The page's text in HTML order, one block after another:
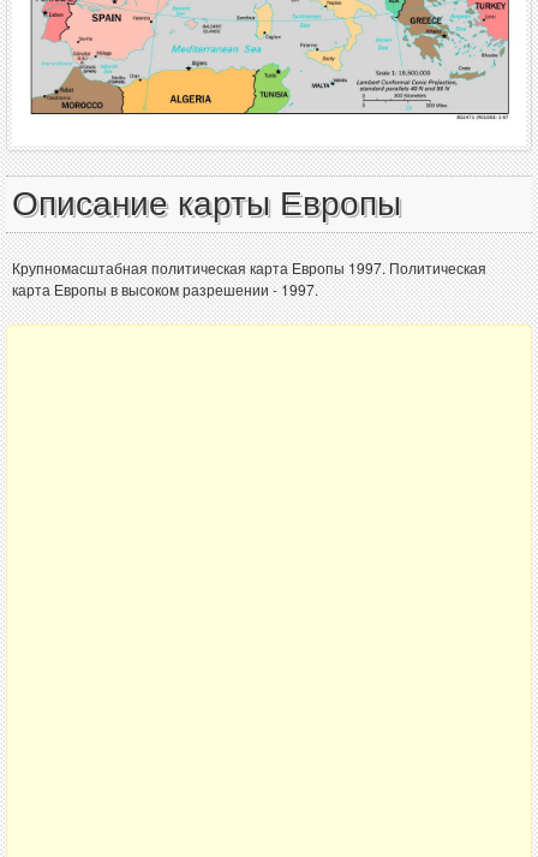
Описание карты Европы
Крупномасштабная политическая карта Европы 1997. Политическая
карта Европы в высоком разрешении - 1997.